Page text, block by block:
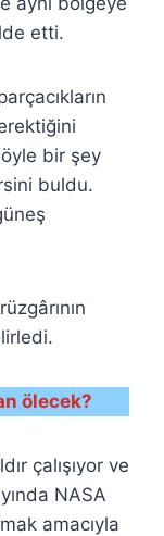
etti.
bir şey
buldu.
ölecek?
çalışıyor ve
NASA
amacıyla